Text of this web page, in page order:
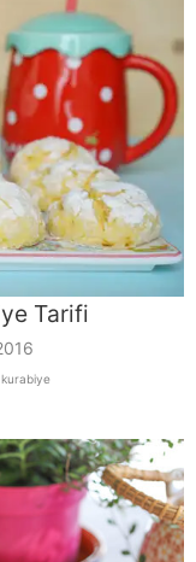
Tarifi